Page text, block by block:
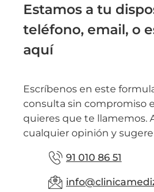
Estamos a tu
teléfono, email, o
aquí
Escríbenos en este
consulta sin compromiso
quieres que te llamemos.
cualquier opinión y
91 010 86 51